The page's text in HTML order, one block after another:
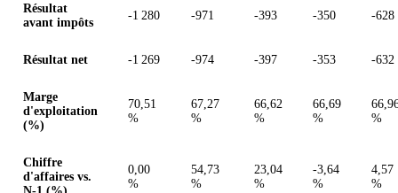
Résultat
avant impôts
-1 280 -971 -393 -350 -628
Résultat net -1 269 -974 -397 -353 -632
Marge
d'exploitation
(%)
70,51
%
67,27
%
66,62
%
66,69
%
%
Chiffre
d'affaires vs.
0,00
%
54,73
%
23,04
%
-3,64
%
4,57
%